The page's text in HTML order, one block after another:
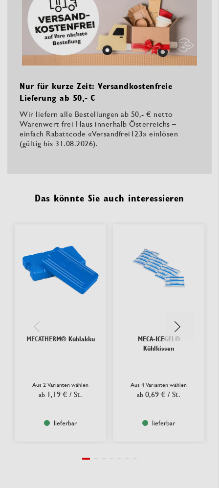
Nur für kurze Zeit: Versandkostenfreie
Lieferung ab 50,- €
Wir liefern alle Bestellungen ab 50,- € netto
Warenwert frei Haus innerhalb Österreichs –
einfach Rabattcode «Versandfrei123» einlösen
(gültig bis 31.08.2026).
Das könnte Sie auch interessieren
MECATHERM® Kühlakku
Aus 2 Varianten wählen
ab 1,19 € / St.
lieferbar
MECA-ICEGEL®
Kühlkissen
Aus 4 Varianten wählen
ab 0,69 € / St.
lieferbar